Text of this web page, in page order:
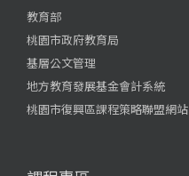
教育部
桃園市政府教育局
基層公文管理
地方教育發展基金會計系統
桃園市復興區課程策略聯盟網站